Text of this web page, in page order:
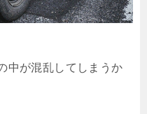
中が混乱してしまうか